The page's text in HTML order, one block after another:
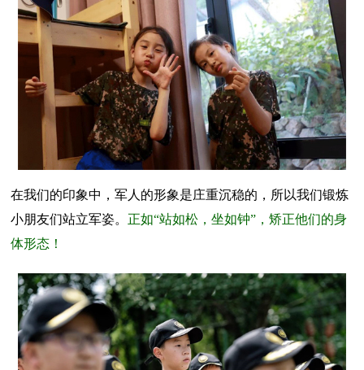
在我们的印象中，军人的形象是庄重沉稳的，所以我们锻炼
小朋友们站立军姿。 正如“站如松，坐如钟”，矫正他们的身
体形态！